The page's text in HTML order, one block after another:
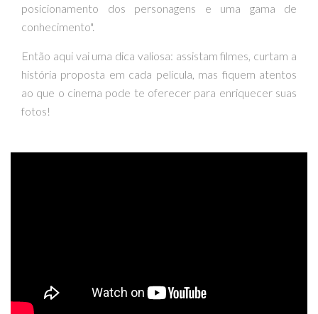
posicionamento dos personagens e uma gama de
conhecimento".
Então aqui vai uma dica valiosa: assistam filmes, curtam a
história proposta em cada película, mas fiquem atentos
ao que o cinema pode te oferecer para enriquecer suas
fotos!